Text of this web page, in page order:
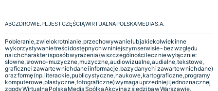
ABCZDROWIE.PL JEST CZĘŚCIĄ WIRTUALNA POLSKA MEDIA S.A.
Pobieranie, zwielokrotnianie, przechowywanie lub jakiekolwiek inne
wykorzystywanie treści dostępnych w niniejszym serwisie - bez względu
na ich charakter i sposób wyrażenia (w szczególności lecz nie wyłącznie:
słowne, słowno-muzyczne, muzyczne, audiowizualne, audialne, tekstowe,
graficzne i zawarte w nich dane i informacje, bazy danych i zawarte w nich dane)
oraz formę (np. literackie, publicystyczne, naukowe, kartograficzne, programy
komputerowe, plastyczne, fotograficzne) wymaga uprzedniej i jednoznacznej
zgody Wirtualna Polska Media Spółka Akcyjna z siedzibą w Warszawie,